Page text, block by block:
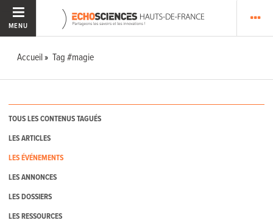
MENU
Accueil Tag #magie
TOUS LES CONTENUS TAGUÉS
LES ARTICLES
LES ÉVÉNEMENTS
LES ANNONCES
LES DOSSIERS
LES RESSOURCES